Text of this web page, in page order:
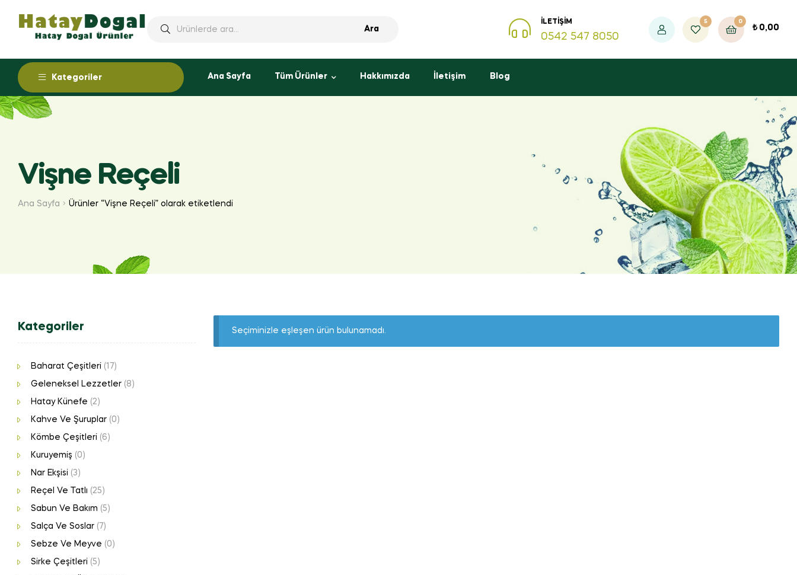
Ara
İLETIŞIM
0542 547 8050
5 0
₺ 0,00
Kategoriler Ana Sayfa Tüm Ürünler Hakkımızda İletişim Blog
Vişne Reçeli
Ana Sayfa Ürünler “Vişne Reçeli” olarak etiketlendi
Seçiminizle eşleşen ürün bulunamadı.
Kategoriler
Baharat Çeşitleri (17)
Geleneksel Lezzetler (8)
Hatay Künefe (2)
Kahve Ve Şuruplar (0)
Kömbe Çeşitleri (6)
Kuruyemiş (0)
Nar Ekşisi (3)
Reçel Ve Tatlı (25)
Sabun Ve Bakım (5)
Salça Ve Soslar (7)
Sebze Ve Meyve (0)
Sirke Çeşitleri (5)